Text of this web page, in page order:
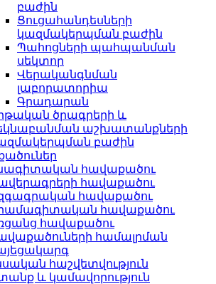
բաժին
Ցուցահանդեսների
կազմակերպման բաժին
Պահոցների պահպանման
սեկտոր
Վերականգնման
լաբորատորիա
Գրադարան
ծրագրերի և
աշխատանքների
բաժին
հավաքածու
հավաքածու
հավաքածու
հավաքածու
հավաքածու
համալրման
հաշվետվություն
և կամավորություն